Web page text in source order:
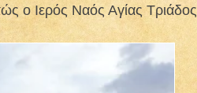
ο Ιερός Ναός Αγίας Τριάδος